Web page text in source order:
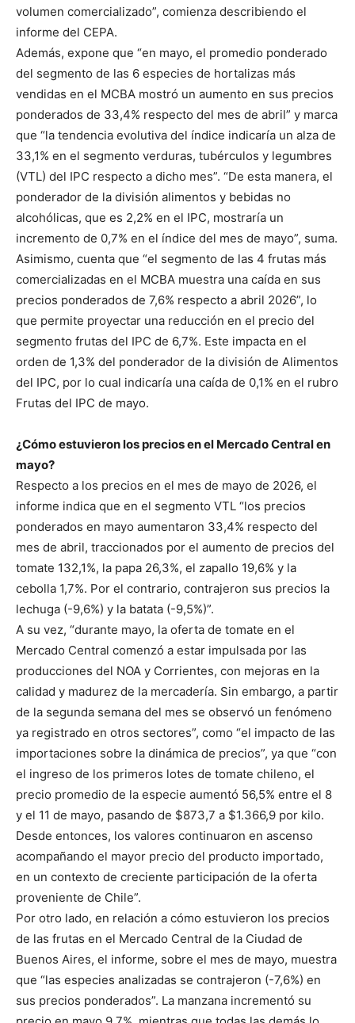
volumen comercializado”, comienza describiendo el
informe del CEPA.
Además, expone que “en mayo, el promedio ponderado
del segmento de las 6 especies de hortalizas más
vendidas en el MCBA mostró un aumento en sus precios
ponderados de 33,4% respecto del mes de abril” y marca
que “la tendencia evolutiva del índice indicaría un alza de
33,1% en el segmento verduras, tubérculos y legumbres
(VTL) del IPC respecto a dicho mes”. “De esta manera, el
ponderador de la división alimentos y bebidas no
alcohólicas, que es 2,2% en el IPC, mostraría un
incremento de 0,7% en el índice del mes de mayo”, suma.
Asimismo, cuenta que “el segmento de las 4 frutas más
comercializadas en el MCBA muestra una caída en sus
precios ponderados de 7,6% respecto a abril 2026”, lo
que permite proyectar una reducción en el precio del
segmento frutas del IPC de 6,7%. Este impacta en el
orden de 1,3% del ponderador de la división de Alimentos
del IPC, por lo cual indicaría una caída de 0,1% en el rubro
Frutas del IPC de mayo.
¿Cómo estuvieron los precios en el Mercado Central en
mayo?
Respecto a los precios en el mes de mayo de 2026, el
informe indica que en el segmento VTL “los precios
ponderados en mayo aumentaron 33,4% respecto del
mes de abril, traccionados por el aumento de precios del
tomate 132,1%, la papa 26,3%, el zapallo 19,6% y la
cebolla 1,7%. Por el contrario, contrajeron sus precios la
lechuga (-9,6%) y la batata (-9,5%)”.
A su vez, “durante mayo, la oferta de tomate en el
Mercado Central comenzó a estar impulsada por las
producciones del NOA y Corrientes, con mejoras en la
calidad y madurez de la mercadería. Sin embargo, a partir
de la segunda semana del mes se observó un fenómeno
ya registrado en otros sectores”, como “el impacto de las
importaciones sobre la dinámica de precios”, ya que “con
el ingreso de los primeros lotes de tomate chileno, el
precio promedio de la especie aumentó 56,5% entre el 8
y el 11 de mayo, pasando de $873,7 a $1.366,9 por kilo.
Desde entonces, los valores continuaron en ascenso
acompañando el mayor precio del producto importado,
en un contexto de creciente participación de la oferta
proveniente de Chile”.
Por otro lado, en relación a cómo estuvieron los precios
de las frutas en el Mercado Central de la Ciudad de
Buenos Aires, el informe, sobre el mes de mayo, muestra
que “las especies analizadas se contrajeron (-7,6%) en
sus precios ponderados”. La manzana incrementó su